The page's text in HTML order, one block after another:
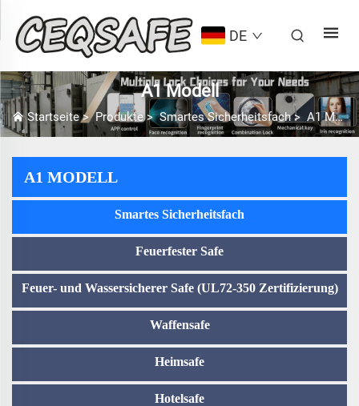
DE
A1 Modell
Startseite>Produkte>Smartes Sicherheitsfach> A1 Modell
A1 MODELL
Smartes Sicherheitsfach
Feuerfester Safe
Feuer- und Wassersicherer Safe (UL72-350 Zertifizierung)
Waffensafe
Heimsafe
Hotelsafe